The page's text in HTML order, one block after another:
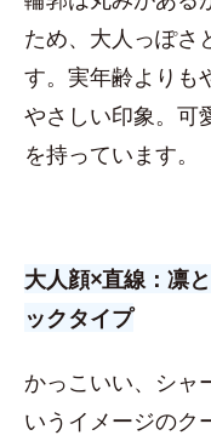
ため、大人っぽさ
す。実年齢よりも
やさしい印象。可
を持っています。
大人顔×直線：凛
ックタイプ
かっこいい、シャ
いうイメージのク